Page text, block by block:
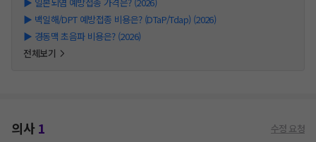
▶ 백일해/DPT 예방접종 비용은? (DTaP/Tdap) (2026)
▶ 경동맥 초음파 비용은? (2026)
전체보기
의사1 수정 요청